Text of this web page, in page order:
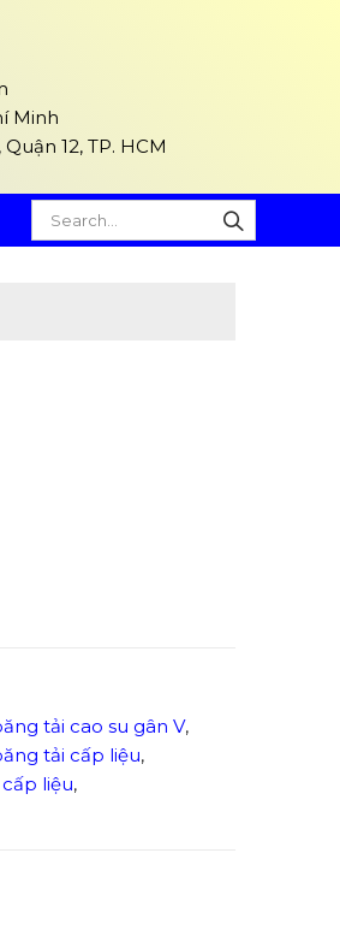
Minh
12, TP. HCM
tải cao su gân V,
tải cấp liệu,
cấp liệu,